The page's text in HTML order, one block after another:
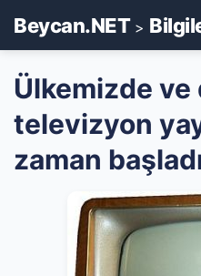
Beycan.NET>
Ülkemizde
televizyon
zaman